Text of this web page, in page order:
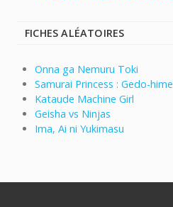
FICHES ALÉATOIRES
Onna ga Nemuru Toki
Samurai Princess : Gedo-hime
Kataude Machine Girl
Geisha vs Ninjas
Ima, Ai ni Yukimasu